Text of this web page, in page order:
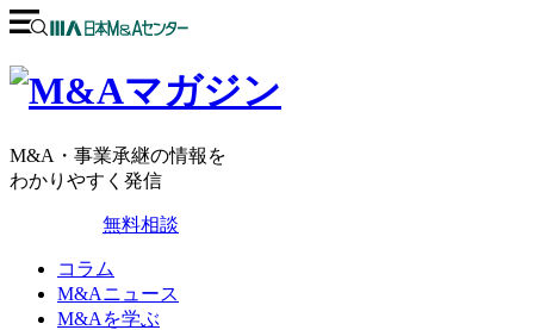
M&A・事業承継の情報を
わかりやすく発信
無料相談
コラム
M&Aニュース
M&Aを学ぶ